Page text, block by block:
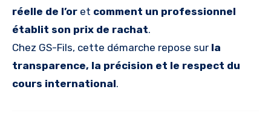
réelle de l’or et comment un professionnel
établit son prix de rachat.
Chez GS-Fils, cette démarche repose sur la
transparence, la précision et le respect du
cours international.